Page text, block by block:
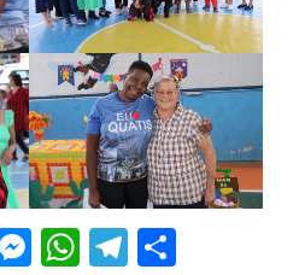
Messenger
WhatsApp
Telegram